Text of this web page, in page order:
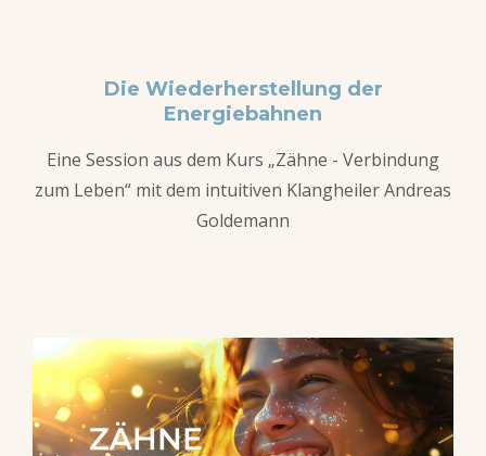
Die Wiederherstellung der
Energiebahnen
Eine Session aus dem Kurs „Zähne - Verbindung
zum Leben“ mit dem intuitiven Klangheiler Andreas
Goldemann